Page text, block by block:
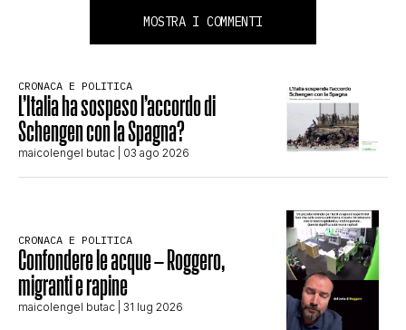
MOSTRA I COMMENTI
CRONACA E POLITICA
L’Italia ha sospeso l’accordo di
Schengen con la Spagna?
maicolengel butac | 03 ago 2026
CRONACA E POLITICA
Confondere le acque – Roggero,
migranti e rapine
maicolengel butac | 31 lug 2026